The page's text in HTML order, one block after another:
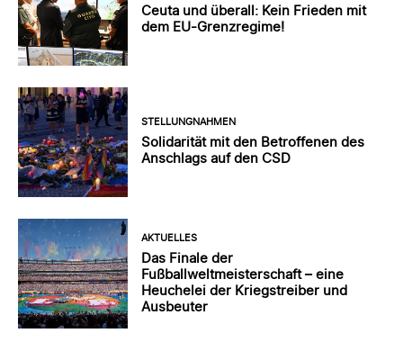
Ceuta und überall: Kein Frieden mit
dem EU-Grenzregime!
STELLUNGNAHMEN
Solidarität mit den Betroffenen des
Anschlags auf den CSD
AKTUELLES
Das Finale der
Fußballweltmeisterschaft – eine
Heuchelei der Kriegstreiber und
Ausbeuter